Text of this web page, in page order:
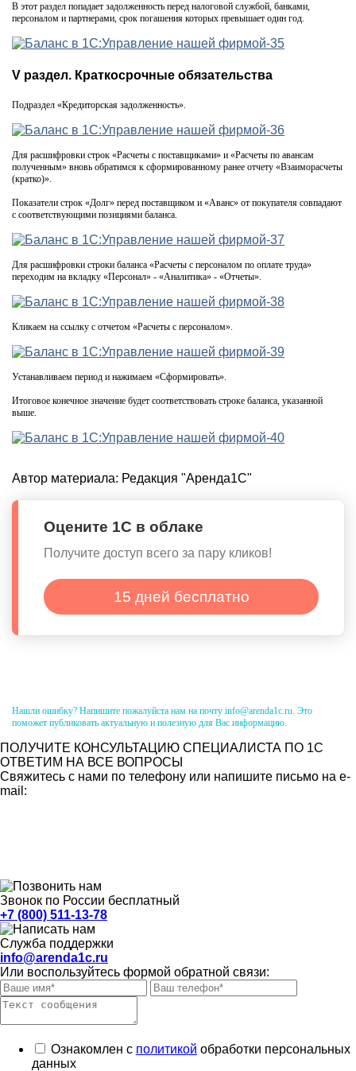
В этот раздел попадает задолженность перед налоговой службой, банками,
персоналом и партнерами, срок погашения которых превышает один год.
V раздел. Краткосрочные обязательства
Подраздел «Кредиторская задолженность».
Для расшифровки строк «Расчеты с поставщиками» и «Расчеты по авансам
полученным» вновь обратимся к сформированному ранее отчету «Взаиморасчеты
(кратко)».
Показатели строк «Долг» перед поставщиком и «Аванс» от покупателя совпадают
с соответствующими позициями баланса.
Для расшифровки строки баланса «Расчеты с персоналом по оплате труда»
переходим на вкладку «Персонал» - «Аналитика» - «Отчеты».
Кликаем на ссылку с отчетом «Расчеты с персоналом».
Устанавливаем период и нажимаем «Сформировать».
Итоговое конечное значение будет соответствовать строке баланса, указанной
выше.
Автор материала: Редакция "Аренда1С"
Оцените 1С в облаке
Получите доступ всего за пару кликов!
15 дней бесплатно
Нашли ошибку? Напишите пожалуйста нам на почту info@arenda1c.ru. Это
поможет публиковать актуальную и полезную для Вас информацию.
ПОЛУЧИТЕ КОНСУЛЬТАЦИЮ СПЕЦИАЛИСТА ПО 1С
ОТВЕТИМ НА ВСЕ ВОПРОСЫ
Свяжитесь с нами по телефону или напишите письмо на e-
mail:
Звонок по России бесплатный
+7 (800) 511-13-78
Служба поддержки
info@arenda1c.ru
Или воспользуйтесь формой обратной связи:
Ознакомлен с политикой обработки персональных
данных